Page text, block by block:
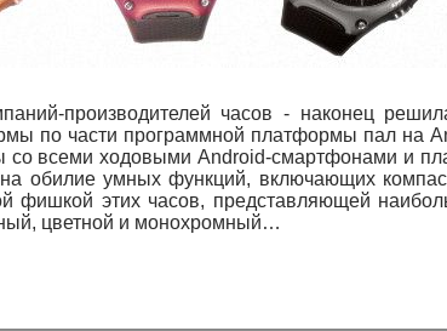
производителей часов - наконец
по части программной платформы пал на
со всеми ходовыми Android-смартфонами и
обилие умных функций, включающих
фишкой этих часов, представляющей
цветной и монохромный…